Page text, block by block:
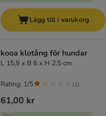
Lägg till i varukorg
kooa klotång för hundar
L 15,9 x B 6 x H 2,5 cm
61,00 kr
Rating: 1/5 (1)